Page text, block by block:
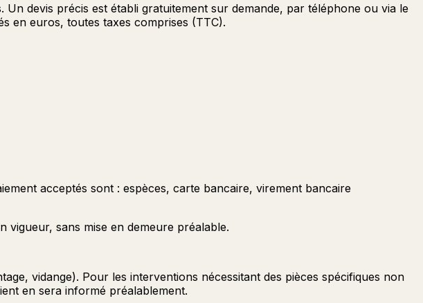
devis précis est établi gratuitement sur demande, par téléphone ou via le
en euros, toutes taxes comprises (TTC).
acceptés sont : espèces, carte bancaire, virement bancaire
vigueur, sans mise en demeure préalable.
vidange). Pour les interventions nécessitant des pièces spécifiques non
en sera informé préalablement.